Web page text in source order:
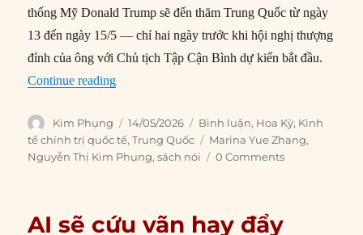
thống Mỹ Donald Trump sẽ đến thăm Trung Quốc từ ngày
13 đến ngày 15/5 — chỉ hai ngày trước khi hội nghị thượng
đỉnh của ông với Chủ tịch Tập Cận Bình dự kiến bắt đầu.
Continue reading“Trump đến Bắc Kinh: Những điều cần theo
Author
Kim Phụng
Posted
on
14/05/2026 Categories
Bình luận, Hoa Kỳ, Kinh
tế chính trị quốc tế,Trung Quốc Tags
Marina Yue Zhang,
Nguyễn Thị Kim Phụng,sách nói 0 Comments
AI sẽ cứu vãn hay đẩy